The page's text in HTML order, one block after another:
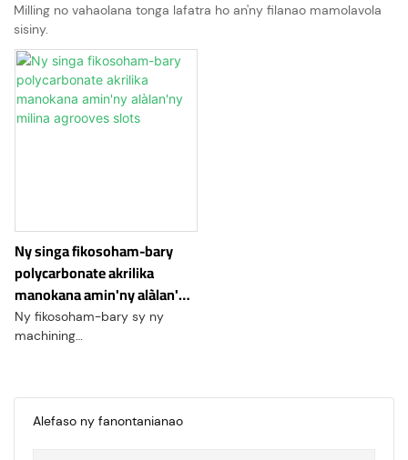
Milling no vahaolana tonga lafatra ho an'ny filanao mamolavola
sisiny.
Alefaso ny fanontanianao
Ny singa fikosoham-bary
polycarbonate akrilika
manokana amin'ny alàlan'ny
milina agrooves slots
Ny fikosoham-bary sy ny
machining
manova ny fitaovana